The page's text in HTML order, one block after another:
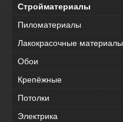
Стройматериалы
Пиломатериалы
Лакокрасочные материалы
Обои
Крепёжные
Потолки
Электрика